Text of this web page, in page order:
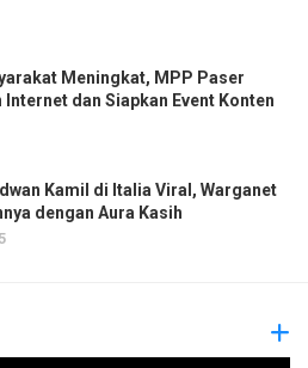
Meningkat, MPP Paser
dan Siapkan Event Konten
Kamil di Italia Viral, Warganet
dengan Aura Kasih